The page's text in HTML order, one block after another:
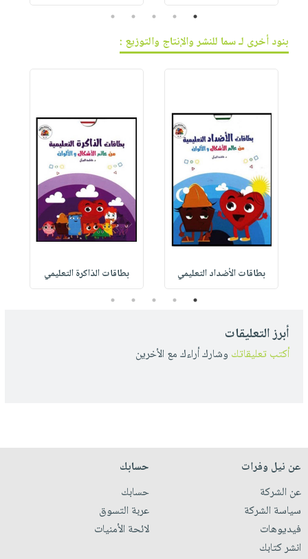
1
2
3
4
5
بنود أخرى لـ سما للنشر والإنتاج والتوزيع :
بطاقات الأضداد التعليمي بطاقات الذاكرة التعليمي
1
2
3
4
5
أبرز التعليقات
أكتب تعليقاتك وشارك أراءك مع الأخرين
عن نيل وفرات
عن الشركة
سياسة الشركة
فيديوهات
انشر كتابك
حسابك
حسابك
عربة التسوق
لائحة الأمنيات